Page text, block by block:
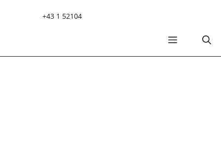
+43 1 52104
MENÜ